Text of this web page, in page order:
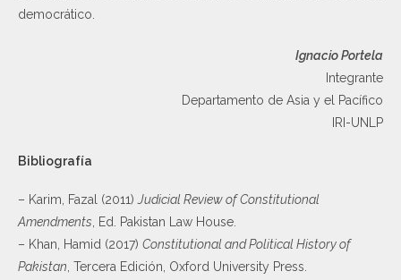
democrático.
Ignacio Portela
Integrante
Departamento de Asia y el Pacífico
IRI-UNLP
Bibliografía
– Karim, Fazal (2011) Judicial Review of Constitutional
Amendments , Ed. Pakistan Law House.
– Khan, Hamid (2017) Constitutional and Political History of
Pakistan , Tercera Edición, Oxford University Press.